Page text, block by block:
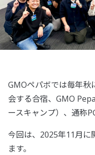
GMOペパボでは毎年秋
会する合宿、GMO
ースキャンプ）、通称
今回は、2025年11月に
ます。